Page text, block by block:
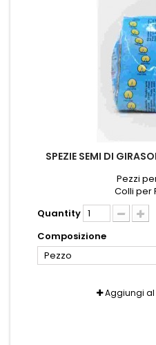
SPEZIE SEMI DI
Pezzi
Colli per
Quantity
Composizione
Pezzo
Aggiungi